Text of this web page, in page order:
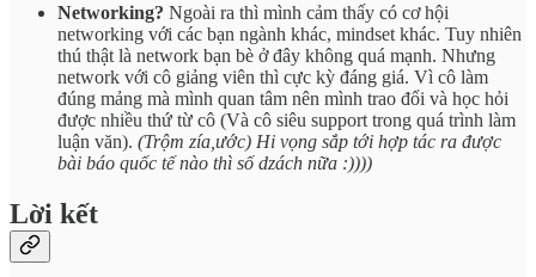
Networking? Ngoài ra thì mình cảm thấy có cơ hội
networking với các bạn ngành khác, mindset khác. Tuy nhiên
thú thật là network bạn bè ở đây không quá mạnh. Nhưng
network với cô giảng viên thì cực kỳ đáng giá. Vì cô làm
đúng mảng mà mình quan tâm nên mình trao đổi và học hỏi
được nhiều thứ từ cô (Và cô siêu support trong quá trình làm
luận văn). (Trộm zía,ước) Hi vọng sắp tới hợp tác ra được
bài báo quốc tế nào thì số dzách nữa :))))
Lời kết